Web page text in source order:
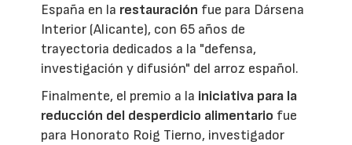
España en la restauración fue para Dársena
Interior (Alicante), con 65 años de
trayectoria dedicados a la "defensa,
investigación y difusión" del arroz español.
Finalmente, el premio a la iniciativa para la
reducción del desperdicio alimentario fue
para Honorato Roig Tierno, investigador